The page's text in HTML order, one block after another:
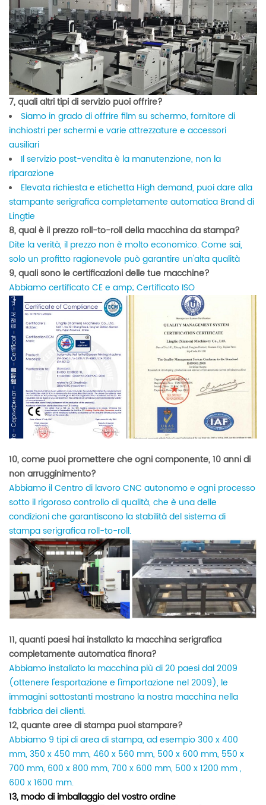
7, quali altri tipi di servizio puoi offrire?
Siamo in grado di offrire film su schermo, fornitore di
inchiostri per schermi e varie attrezzature e accessori
ausiliari
Il servizio post-vendita è la manutenzione, non la
riparazione
Elevata richiesta e etichetta High demand, puoi dare alla
stampante serigrafica completamente automatica Brand di
Lingtie
8, qual è il prezzo roll-to-roll della macchina da stampa?
Dite la verità, il prezzo non è molto economico. Come sai,
solo un profitto ragionevole può garantire un'alta qualità
9, quali sono le certificazioni delle tue macchine?
Abbiamo certificato CE e amp; Certificato ISO
10, come puoi promettere che ogni componente, 10 anni di
non arrugginimento?
Abbiamo il Centro di lavoro CNC autonomo e ogni processo
sotto il rigoroso controllo di qualità, che è una delle
condizioni che garantiscono la stabilità del sistema di
stampa serigrafica roll-to-roll.
11, quanti paesi hai installato la macchina serigrafica
completamente automatica finora?
Abbiamo installato la macchina più di 20 paesi dal 2009
(ottenere l'esportazione e l'importazione nel 2009), le
immagini sottostanti mostrano la nostra macchina nella
fabbrica dei clienti.
12, quante aree di stampa puoi stampare?
Abbiamo 9 tipi di area di stampa, ad esempio 300 x 400
mm, 350 x 450 mm, 460 x 560 mm, 500 x 600 mm, 550 x
700 mm, 600 x 800 mm, 700 x 600 mm, 500 x 1200 mm ,
600 x 1600 mm.
13, modo di imballaggio del vostro ordine